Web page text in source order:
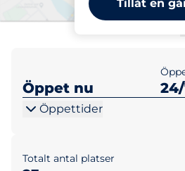
Tillåt en
Öppet nu
Öppettider
Totalt antal platser